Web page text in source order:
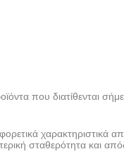
που διατίθενται
χαρακτηριστικά
σταθερότητα και